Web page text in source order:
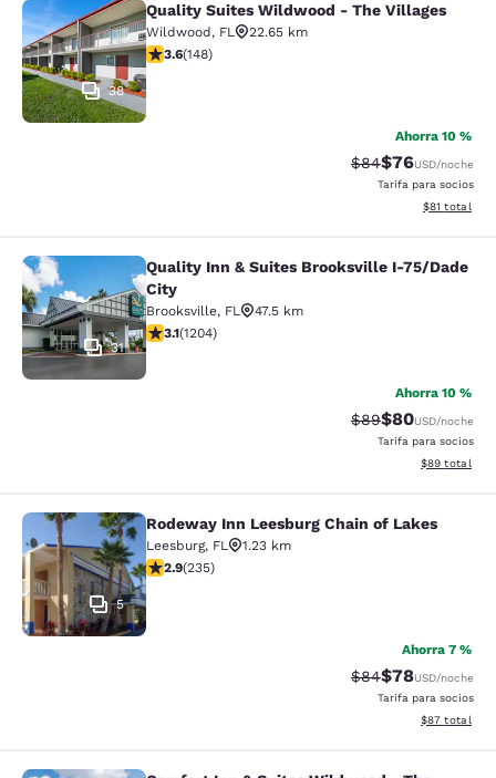
Quality Suites Wildwood - The
38
Quality Suites Wildwood - The Villages
Wildwood, FL
22.65 km
Calificación de 3.58 estrellas. Bueno. 148 reseñas
3.6(148)
Ahorra 10 %
Tarifa tachada:
$84Tarifa
$76USD/noche
Tarifa para socios
Ver detalles
$81 total
Quality Inn & Suites Brooksville I-
31
Quality Inn & Suites Brooksville I-75/Dade
City
Brooksville, FL
47.5 km
Calificación de 3.14 estrellas. Bueno. 1204 reseñas
3.1(1204)
Ahorra 10 %
Tarifa tachada:
$89Tarifa
$80USD/noche
Tarifa para socios
Ver detalles
$89 total
Rodeway Inn Leesburg Chain of
5
Rodeway Inn Leesburg Chain of Lakes
Leesburg, FL
1.23 km
Calificación de 2.9 estrellas. Razonable. 235 reseñas
2.9(235)
Ahorra 7 %
Tarifa tachada:
$84Tarifa
$78USD/noche
Tarifa para socios
Ver detalles
$87 total